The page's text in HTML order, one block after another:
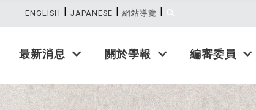
最新消息 關於學報 編審委員
ENGLISH | JAPANESE | 網站導覽 |